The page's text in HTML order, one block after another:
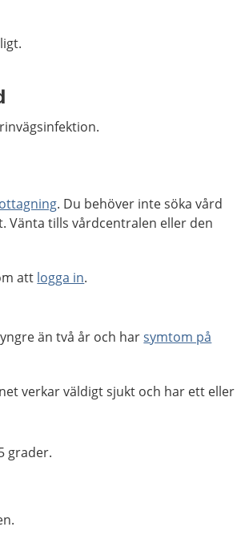
. Du behöver inte söka vård
Vänta tills vårdcentralen eller den
att logga in.
än två år och harsymtom på
verkar väldigt sjukt och har ett eller
grader.